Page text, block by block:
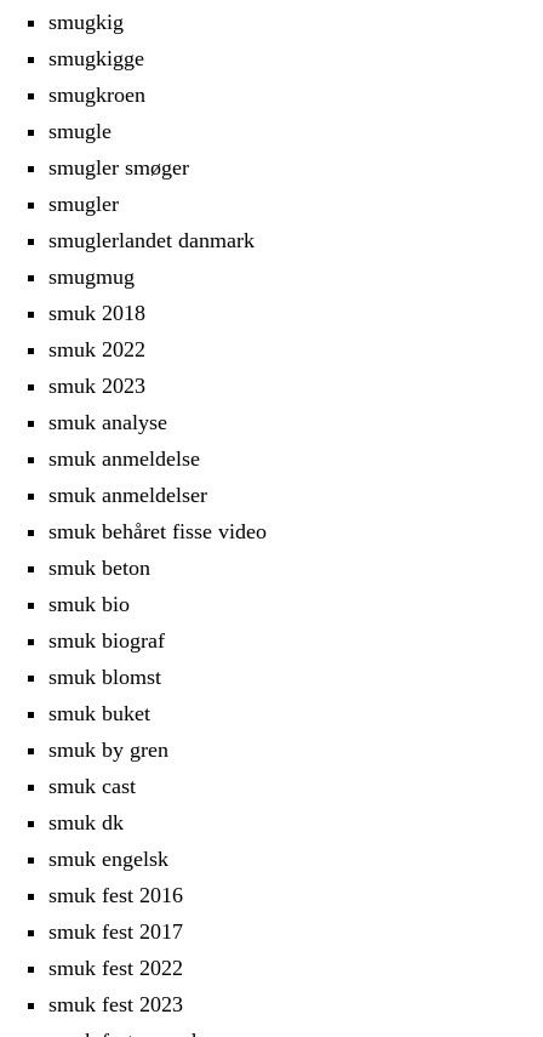
smugkig
smugkigge
smugkroen
smugle
smugler smøger
smugler
smuglerlandet danmark
smugmug
smuk 2018
smuk 2022
smuk 2023
smuk analyse
smuk anmeldelse
smuk anmeldelser
smuk behåret fisse video
smuk beton
smuk bio
smuk biograf
smuk blomst
smuk buket
smuk by gren
smuk cast
smuk dk
smuk engelsk
smuk fest 2016
smuk fest 2017
smuk fest 2022
smuk fest 2023